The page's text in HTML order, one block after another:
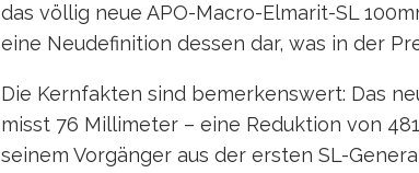
das völlig neue APO-Macro-Elmarit-SL
eine Neudefinition dessen dar, was in der
Die Kernfakten sind bemerkenswert: Das
misst 76 Millimeter – eine Reduktion von
seinem Vorgänger aus der ersten SL-